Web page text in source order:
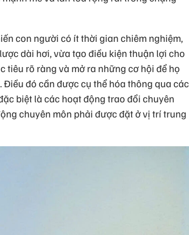
con người có ít thời gian chiêm nghiệm,
dài hơi, vừa tạo điều kiện thuận lợi cho
tiêu rõ ràng và mở ra những cơ hội để họ
đó cần được cụ thể hóa thông qua các
biệt là các hoạt động trao đổi chuyên
chuyên môn phải được đặt ở vị trí trung